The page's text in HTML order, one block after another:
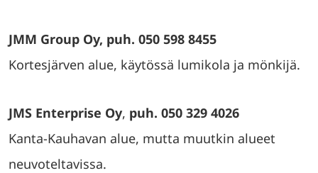
JMM Group Oy, puh. 050 598 8455
Kortesjärven alue, käytössä lumikola ja mönkijä.
JMS Enterprise Oy, puh. 050 329 4026
Kanta-Kauhavan alue, mutta muutkin alueet
neuvoteltavissa.